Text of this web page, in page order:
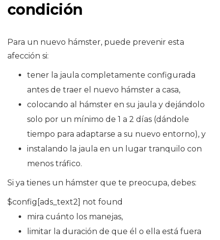
condición
Para un nuevo hámster, puede prevenir esta
afección si:
tener la jaula completamente configurada
antes de traer el nuevo hámster a casa,
colocando al hámster en su jaula y dejándolo
solo por un mínimo de 1 a 2 días (dándole
tiempo para adaptarse a su nuevo entorno), y
instalando la jaula en un lugar tranquilo con
menos tráfico.
Si ya tienes un hámster que te preocupa, debes:
$config[ads_text2] not found
mira cuánto los manejas,
limitar la duración de que él o ella está fuera